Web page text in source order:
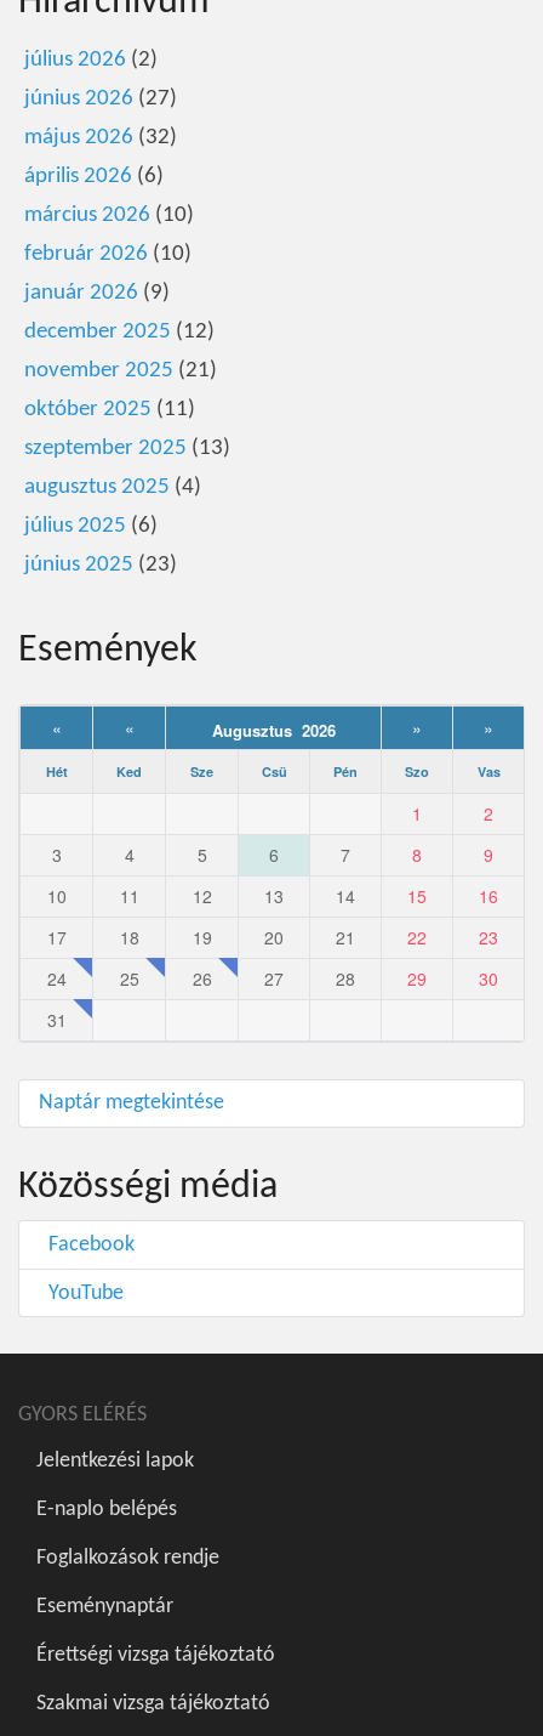
július 2026 (2)
június 2026 (27)
május 2026 (32)
április 2026 (6)
március 2026 (10)
február 2026 (10)
január 2026 (9)
december 2025 (12)
november 2025 (21)
október 2025 (11)
szeptember 2025 (13)
augusztus 2025 (4)
július 2025 (6)
június 2025 (23)
Események
« « Augusztus 2026 » »
Hét Ked Sze Csü Pén Szo Vas
1
2
3
4 5 6 7 8
9
10
11 12 13 14 15
16
17
18 19 20 21 22
23
24
25 26 27 28 29
30
31
Naptár megtekintése
Közösségi média
Facebook
YouTube
GYORS ELÉRÉS
Jelentkezési lapok
E-naplo belépés
Foglalkozások rendje
Eseménynaptár
Érettségi vizsga tájékoztató
Szakmai vizsga tájékoztató